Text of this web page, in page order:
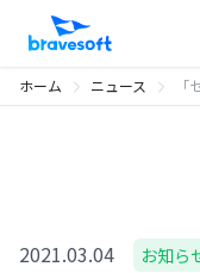
ホーム ニュース 「
2021.03.04 お知ら